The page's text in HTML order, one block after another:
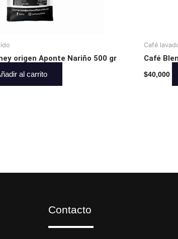
origen Aponte Nariño 500 gr
al carrito
Café
Café
$40,000
Contacto